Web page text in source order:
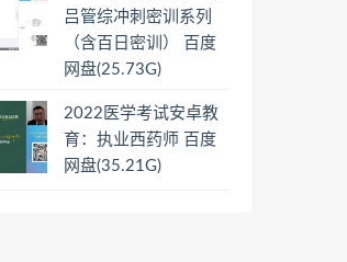
吕管综冲刺密训系列
（含百日密训） 百度
网盘(25.73G)
2022医学考试安卓教
育：执业西药师 百度
网盘(35.21G)